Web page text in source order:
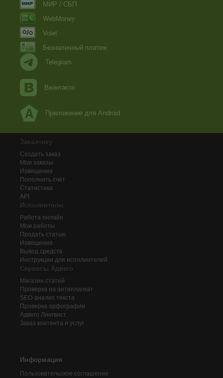
МИР / СБП
WebMoney
Volet
Безналичный платеж
Telegram
Вконтакте
Приложение для Android
Заказчику
Создать заказ
Мои заказы
Извещения
Пополнить счёт
Статистика
API
Исполнителю
Работа онлайн
Мои работы
Продать статью
Извещения
Вывод средств
Инструкции для исполнителей
Сервисы Адвего
Магазин статей
Проверка на антиплагиат
SEO-анализ текста
Проверка орфографии
Адвего Лингвист
Заказ контента и услуг
Информация
Пользовательское соглашение